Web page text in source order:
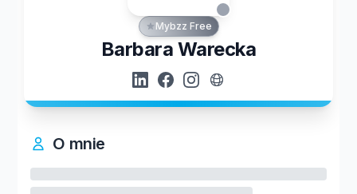
Mybzz Free
Barbara Warecka
O mnie